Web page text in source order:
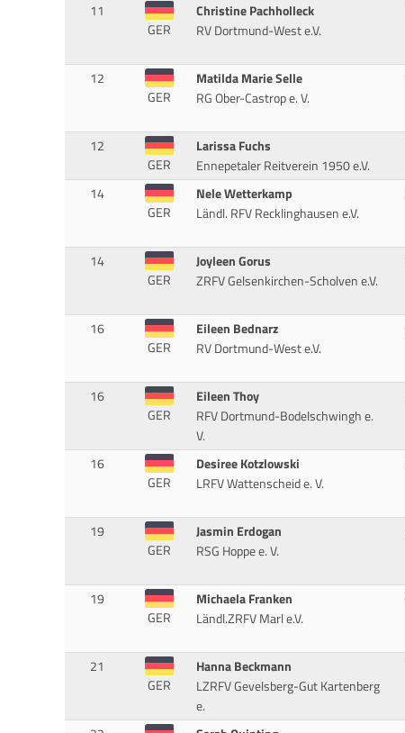
11
GER
Christine Pachholleck
RV Dortmund-West e.V.
12
GER
Matilda Marie Selle
RG Ober-Castrop e. V.
12
GER
Larissa Fuchs
Ennepetaler Reitverein 1950 e.V.
14
GER
Nele Wetterkamp
Ländl. RFV Recklinghausen e.V.
14
GER
Joyleen Gorus
ZRFV Gelsenkirchen-Scholven e.V.
16
GER
Eileen Bednarz
RV Dortmund-West e.V.
16
GER
Eileen Thoy
RFV Dortmund-Bodelschwingh e.
V.
16
GER
Desiree Kotzlowski
LRFV Wattenscheid e. V.
19
GER
Jasmin Erdogan
RSG Hoppe e. V.
19
GER
Michaela Franken
Ländl.ZRFV Marl e.V.
21
GER
Hanna Beckmann
LZRFV Gevelsberg-Gut Kartenberg
e.